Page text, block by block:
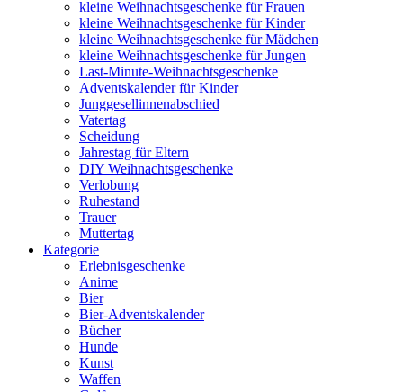
kleine Weihnachtsgeschenke für Frauen
kleine Weihnachtsgeschenke für Kinder
kleine Weihnachtsgeschenke für Mädchen
kleine Weihnachtsgeschenke für Jungen
Last-Minute-Weihnachtsgeschenke
Adventskalender für Kinder
Junggesellinnenabschied
Vatertag
Scheidung
Jahrestag für Eltern
DIY Weihnachtsgeschenke
Verlobung
Ruhestand
Trauer
Muttertag
Kategorie
Erlebnisgeschenke
Anime
Bier
Bier-Adventskalender
Bücher
Hunde
Kunst
Waffen